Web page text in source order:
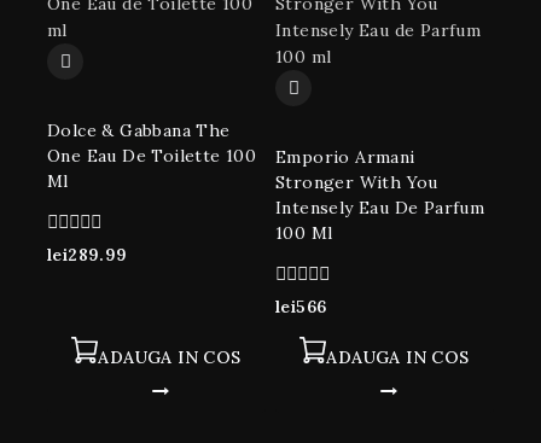
Dolce & Gabbana The
One Eau De Toilette 100
Ml
0
lei289.99
ADAUGA IN COS
Emporio Armani
Stronger With You
Intensely Eau De Parfum
100 Ml
0
lei566
ADAUGA IN COS